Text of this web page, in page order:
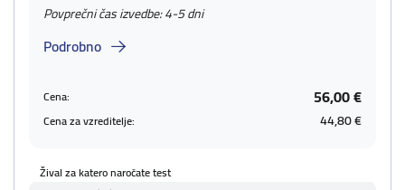
Povprečni čas izvedbe: 4-5 dni
Podrobno
Cena: 56,00 €
Cena za vzreditelje: 44,80 €
Žival za katero naročate test